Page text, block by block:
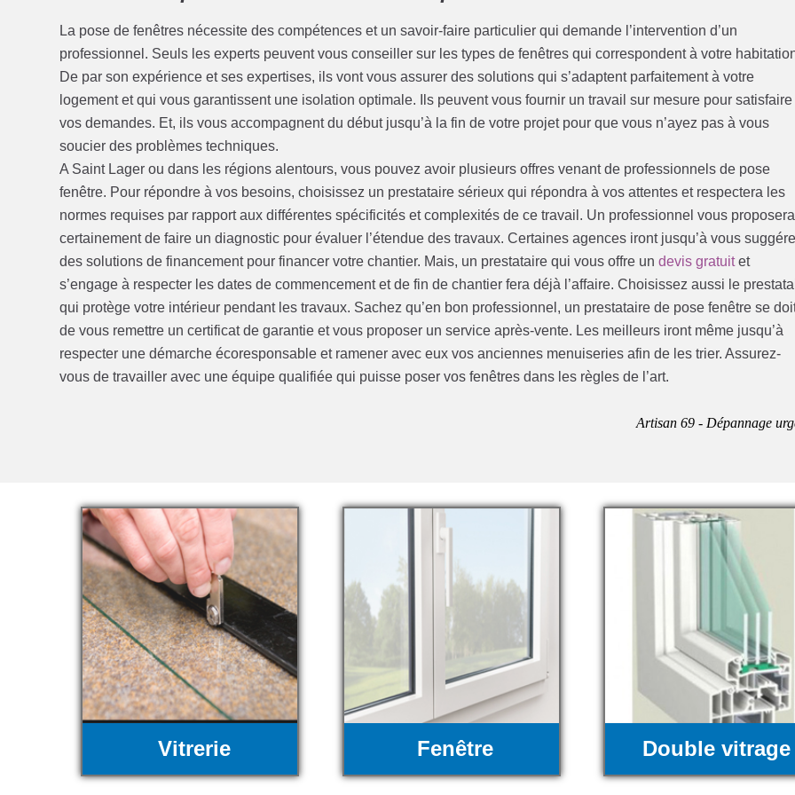
La pose de fenêtres nécessite des compétences et un savoir-faire particulier qui demande l’intervention d’un
professionnel. Seuls les experts peuvent vous conseiller sur les types de fenêtres qui correspondent à votre
De par son expérience et ses expertises, ils vont vous assurer des solutions qui s’adaptent parfaitement à votre
logement et qui vous garantissent une isolation optimale. Ils peuvent vous fournir un travail sur mesure pour satisfaire
vos demandes. Et, ils vous accompagnent du début jusqu’à la fin de votre projet pour que vous n’ayez pas à vous
soucier des problèmes techniques.
A Saint Lager ou dans les régions alentours, vous pouvez avoir plusieurs offres venant de professionnels de pose
fenêtre. Pour répondre à vos besoins, choisissez un prestataire sérieux qui répondra à vos attentes et respectera les
normes requises par rapport aux différentes spécificités et complexités de ce travail. Un professionnel vous proposera
certainement de faire un diagnostic pour évaluer l’étendue des travaux. Certaines agences iront jusqu’à vous
des solutions de financement pour financer votre chantier. Mais, un prestataire qui vous offre undevis gratuitet
s’engage à respecter les dates de commencement et de fin de chantier fera déjà l’affaire. Choisissez aussi le
qui protège votre intérieur pendant les travaux. Sachez qu’en bon professionnel, un prestataire de pose fenêtre se
de vous remettre un certificat de garantie et vous proposer un service après-vente. Les meilleurs iront même jusqu’à
respecter une démarche écoresponsable et ramener avec eux vos anciennes menuiseries afin de les trier. Assurez-
vous de travailler avec une équipe qualifiée qui puisse poser vos fenêtres dans les règles de l’art.
Artisan 69 - Dépannage
Vitrerie Fenêtre Double vitrage